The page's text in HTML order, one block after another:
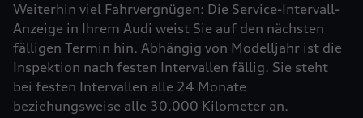
Weiterhin viel Fahrvergnügen: Die Service-Intervall-
Anzeige in Ihrem Audi weist Sie auf den nächsten
fälligen Termin hin. Abhängig von Modelljahr ist die
Inspektion nach festen Intervallen fällig. Sie steht
bei festen Intervallen alle 24 Monate
beziehungsweise alle 30.000 Kilometer an.